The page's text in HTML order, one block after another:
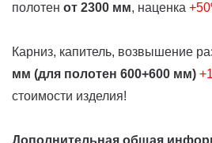
полотен от 2300 мм, наценка
Карниз, капитель, возвышение
мм (для полотен 600+600 мм)
стоимости изделия!
Дополнительная общая